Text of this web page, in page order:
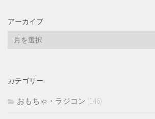
アーカイブ
ブ
カテゴリー
おもちゃ・ラジコン (146)